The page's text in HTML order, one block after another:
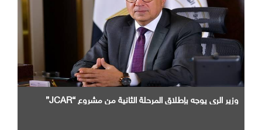
وزير الرى يوجه بإطلاق المرحلة الثانية من مشروع “JCAR”